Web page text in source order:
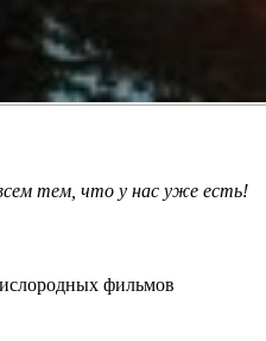
тем, что у нас уже есть!
фильмов